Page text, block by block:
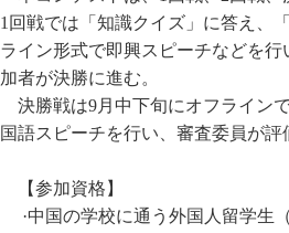
1回戦では「知識クイズ」に答え、
ライン形式で即興スピーチなどを
加者が決勝に進む。
決勝戦は9月中下旬にオフライン
国語スピーチを行い、審査委員が
【参加資格】
·中国の学校に通う外国人留学生